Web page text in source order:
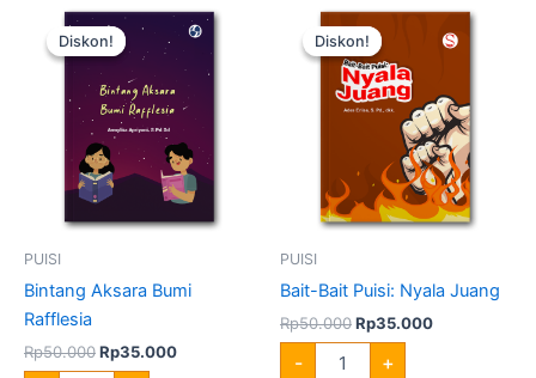
Diskon!
Diskon!
PUISI
Bintang Aksara Bumi
Rafflesia
Rp50.000
Harga
aslinya
adalah:
Rp50.000.
Rp35.000
Harga
saat
adalah:
Rp35.000.
Kuantitas
Bintang
Aksara
Bumi
Rafflesia
Diskon!
Diskon!
PUISI
Bait-Bait Puisi: Nyala Juang
Rp50.000
Harga
aslinya
adalah:
Rp50.000.
Rp35.000
Harga
saat
ini
Rp35.000.
-
Kuantitas
Bait-
Bait
Puisi:
Nyala
+